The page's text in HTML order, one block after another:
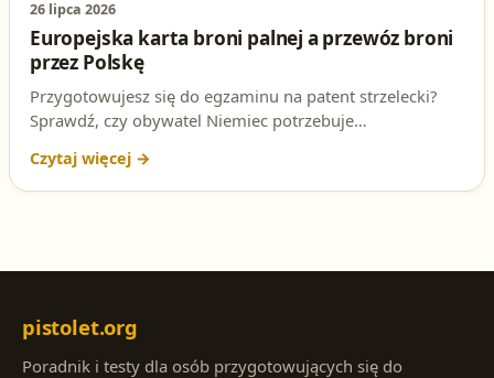
26 lipca 2026
Europejska karta broni palnej a przewóz broni
przez Polskę
Przygotowujesz się do egzaminu na patent strzelecki?
Sprawdź, czy obywatel Niemiec potrzebuje
broń palną. To pytanie regularnie pojawia się na teście
na patent strzelecki.
pistolet.org
Poradnik i testy dla osób przygotowujących się do